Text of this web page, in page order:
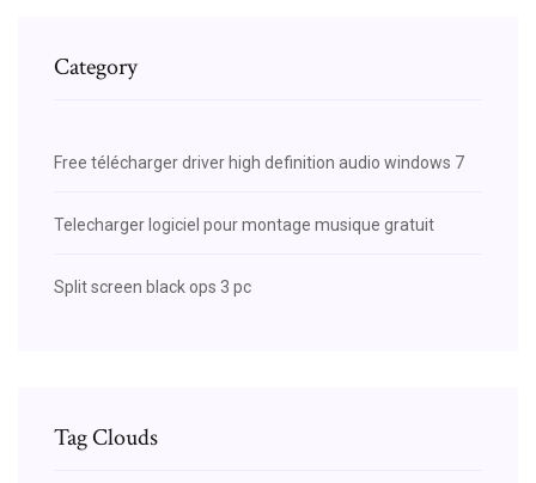
Category
Free télécharger driver high definition audio windows 7
Telecharger logiciel pour montage musique gratuit
Split screen black ops 3 pc
Tag Clouds